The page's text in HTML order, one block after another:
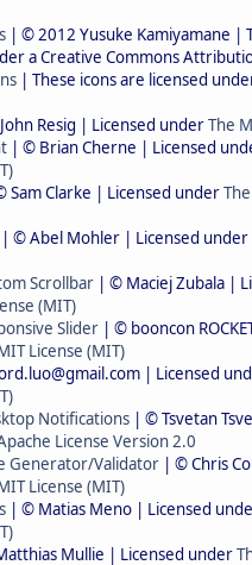
| © 2012 Yusuke Kamiyamane |
a Creative Commons
| These icons are licensed
Resig | Licensed underThe
| © Brian Cherne | Licensed
Sam Clarke | Licensed under
| © Abel Mohler | Licensed under
Scrollbar | © Maciej Zubala |
(MIT)
Slider | © booncon
License (MIT)
| Licensed
Notifications | © Tsvetan
License Version 2.0
Generator/Validator | © Chris
License (MIT)
| © Matias Meno | Licensed
Mullie | Licensed under